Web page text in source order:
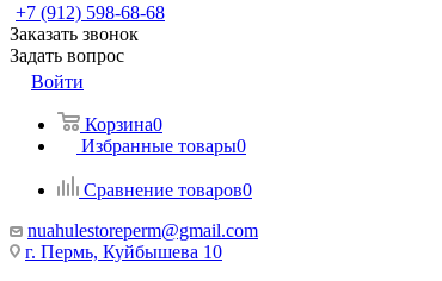
+7 (912) 598-68-68
Заказать звонок
Задать вопрос
Войти
Корзина0
Избранные товары0
Сравнение товаров0
nuahulestoreperm@gmail.com
г. Пермь, Куйбышева 10